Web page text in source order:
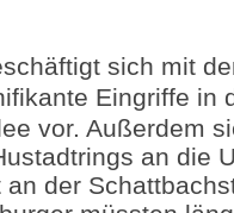
sich mit
Eingriffe in
vor. Außerdem
an die
der